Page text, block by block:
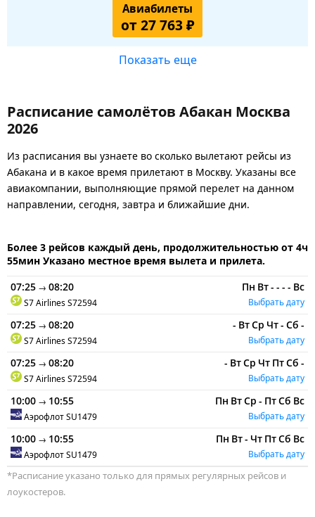
Авиабилеты
от 27 763 ₽
Показать еще
Расписание самолётов Абакан Москва
2026
Из расписания вы узнаете во сколько вылетают рейсы из
Абакана и в какое время прилетают в Москву. Указаны все
авиакомпании, выполняющие прямой перелет на данном
направлении, сегодня, завтра и ближайшие дни.
Более 3 рейсов каждый день, продолжительностью от 4ч
55мин Указано местное время вылета и прилета.
07:25 → 08:20
S7 AirlinesS72594
Пн Вт- - - - Вс
Выбрать дату
07:25 → 08:20
S7 AirlinesS72594
- ВтСр Чт- Сб -
Выбрать дату
07:25 → 08:20
S7 AirlinesS72594
- ВтСр Чт ПтСб -
Выбрать дату
10:00 → 10:55
АэрофлотSU1479
Пн ВтСр - ПтСб Вс
Выбрать дату
10:00 → 10:55
АэрофлотSU1479
Пн Вт- Чт ПтСб Вс
Выбрать дату
*Расписание указано только для прямых регулярных рейсов и
лоукостеров.